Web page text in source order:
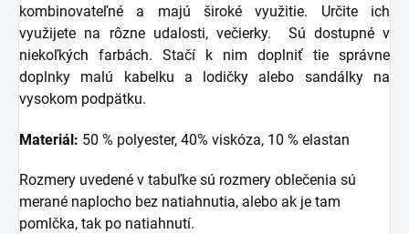
kombinovateľné a majú široké využitie. Určite ich
využijete na rôzne udalosti, večierky. Sú dostupné v
niekoľkých farbách. Stačí k nim doplniť tie správne
doplnky malú kabelku a lodičky alebo sandálky na
vysokom podpätku.
Materiál: 50 % polyester, 40% viskóza, 10 % elastan
Rozmery uvedené v tabuľke sú rozmery oblečenia sú
merané naplocho bez natiahnutia, alebo ak je tam
pomlčka, tak po natiahnutí.